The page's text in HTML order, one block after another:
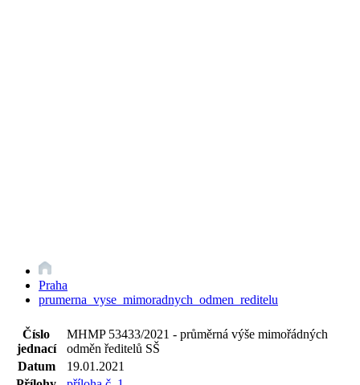
Praha
prumerna_vyse_mimoradnych_odmen_reditelu
Číslo
jednací
MHMP 53433/2021 - průměrná výše mimořádných
odměn ředitelů SŠ
Datum
19.01.2021